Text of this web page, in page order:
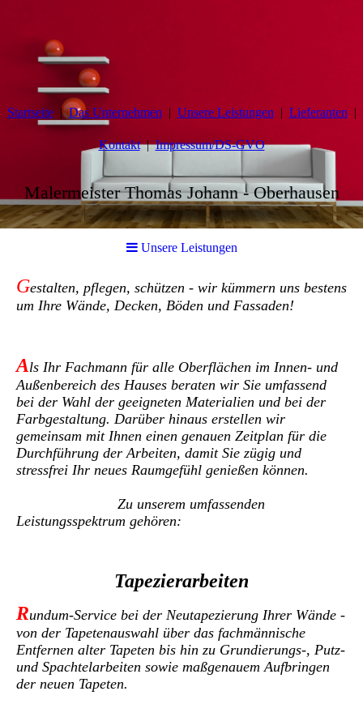
Startseite Das Unternehmen Unsere Leistungen Lieferanten
Kontakt Impressum/DS-GVO
Malermeister Thomas Johann - Oberhausen
Unsere Leistungen
Gestalten, pflegen, schützen - wir kümmern uns bestens
um Ihre Wände, Decken, Böden und Fassaden!
Als Ihr Fachmann für alle Oberflächen im Innen- und
Außenbereich des Hauses beraten wir Sie umfassend
bei der Wahl der geeigneten Materialien und bei der
Farbgestaltung. Darüber hinaus erstellen wir
gemeinsam mit Ihnen einen genauen Zeitplan für die
Durchführung der Arbeiten, damit Sie zügig und
stressfrei Ihr neues Raumgefühl genießen können.
Zu unserem umfassenden
Leistungsspektrum gehören:
Tapezierarbeiten
Rundum-Service bei der Neutapezierung Ihrer Wände -
von der Tapetenauswahl über das fachmännische
Entfernen alter Tapeten bis hin zu Grundierungs-, Putz-
und Spachtelarbeiten sowie maßgenauem Aufbringen
der neuen Tapeten.